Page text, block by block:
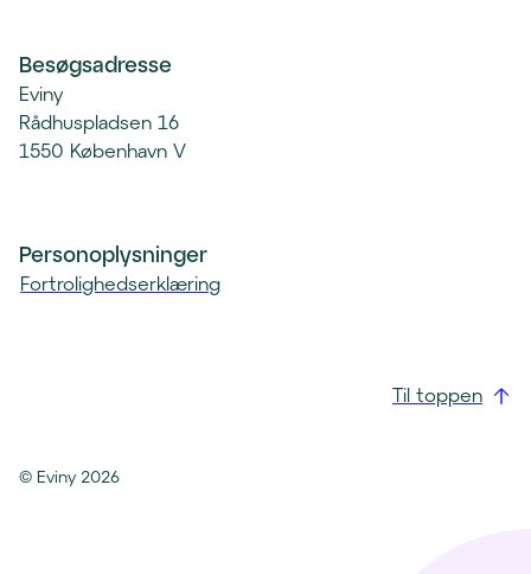
e
n
t
)
Besøgsadresse
Eviny
Rådhuspladsen 16
1550 København V
Personoplysninger
Fortrolighedserklæring
Til toppen
© Eviny 2026